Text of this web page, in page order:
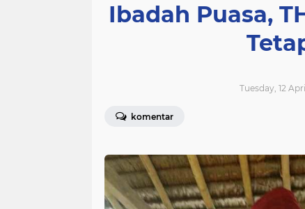
Ibadah Puasa,
Tuesday, 12
komentar